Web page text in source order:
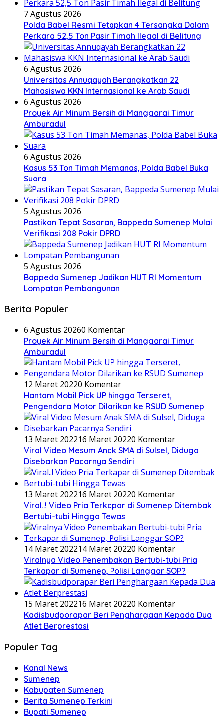
7 Agustus 2026
Polda Babel Resmi Tetapkan 4 Tersangka Dalam
Perkara 52,5 Ton Pasir Timah Ilegal di Belitung
6 Agustus 2026
Universitas Annuqayah Berangkatkan 22
Mahasiswa KKN Internasional ke Arab Saudi
6 Agustus 2026
Proyek Air Minum Bersih di Manggarai Timur
Amburadul
6 Agustus 2026
Kasus 53 Ton Timah Memanas, Polda Babel Buka
Suara
5 Agustus 2026
Pastikan Tepat Sasaran, Bappeda Sumenep Mulai
Verifikasi 208 Pokir DPRD
5 Agustus 2026
Bappeda Sumenep Jadikan HUT RI Momentum
Lompatan Pembangunan
Berita Populer
6 Agustus 20260 Komentar
Proyek Air Minum Bersih di Manggarai Timur
Amburadul
12 Maret 20220 Komentar
Hantam Mobil Pick UP hingga Terseret,
Pengendara Motor Dilarikan ke RSUD Sumenep
13 Maret 202216 Maret 20220 Komentar
Viral Video Mesum Anak SMA di Sulsel, Diduga
Disebarkan Pacarnya Sendiri
13 Maret 202216 Maret 20220 Komentar
Viral..! Video Pria Terkapar di Sumenep Ditembak
Bertubi-tubi Hingga Tewas
14 Maret 202214 Maret 20220 Komentar
Viralnya Video Penembakan Bertubi-tubi Pria
Terkapar di Sumenep, Polisi Langgar SOP?
15 Maret 202216 Maret 20220 Komentar
Kadisbudporapar Beri Penghargaan Kepada Dua
Atlet Berprestasi
Populer Tag
Kanal News
Sumenep
Kabupaten Sumenep
Berita Sumenep Terkini
Bupati Sumenep